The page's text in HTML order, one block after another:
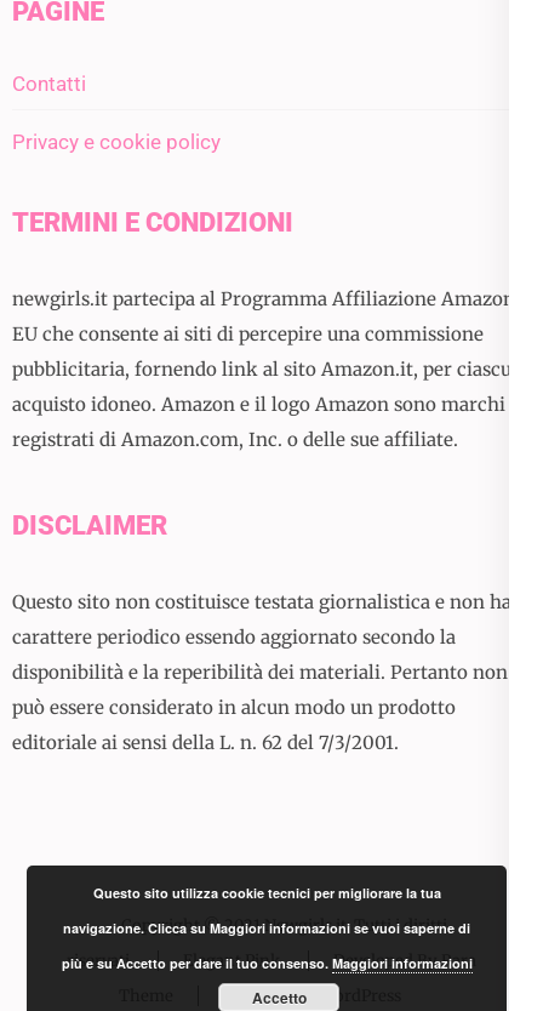
PAGINE
Contatti
Privacy e cookie policy
TERMINI E CONDIZIONI
newgirls.it partecipa al Programma Affiliazione Amazon
EU che consente ai siti di percepire una commissione
pubblicitaria, fornendo link al sito Amazon.it, per ciascun
acquisto idoneo. Amazon e il logo Amazon sono marchi
registrati di Amazon.com, Inc. o delle sue affiliate.
DISCLAIMER
Questo sito non costituisce testata giornalistica e non ha
carattere periodico essendo aggiornato secondo la
disponibilità e la reperibilità dei materiali. Pertanto non
può essere considerato in alcun modo un prodotto
editoriale ai sensi della L. n. 62 del 7/3/2001.
Copyright © 2021 Newgirls.it. Tutti i diritti
riservati.
Elegant Pink Developed ByRara
Powered by:
Questo sito utilizza cookie tecnici per migliorare la tua
navigazione. Clicca su Maggiori informazioni se vuoi saperne di
più e su Accetto per dare il tuo consenso. Maggiori informazioni
Accetto